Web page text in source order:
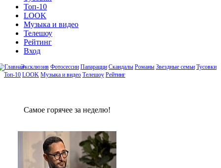
Топ-10
LOOK
Музыка и видео
Телешоу
Рейтинг
Вход
Эксклюзив Фотосессии Папарацци Скандалы Романы Звездные семьи Тусовки
Топ-10 LOOK Музыка и видео Телешоу Рейтинг
Сaмое гoрячее за неделю!